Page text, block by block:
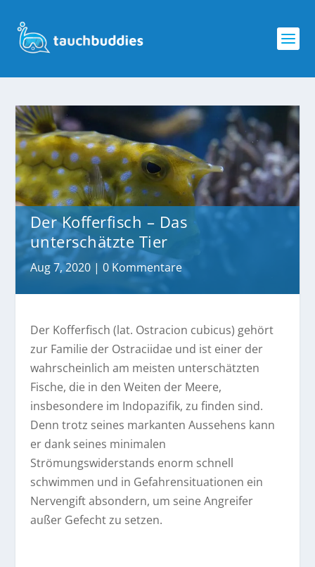
Der Kofferfisch – Das
unterschätzte Tier
Aug 7, 2020| 0 Kommentare
Der Kofferfisch (lat. Ostracion cubicus) gehört
zur Familie der Ostraciidae und ist einer der
wahrscheinlich am meisten unterschätzten
Fische, die in den Weiten der Meere,
insbesondere im Indopazifik, zu finden sind.
Denn trotz seines markanten Aussehens kann
er dank seines minimalen
Strömungswiderstands enorm schnell
schwimmen und in Gefahrensituationen ein
Nervengift absondern, um seine Angreifer
außer Gefecht zu setzen.